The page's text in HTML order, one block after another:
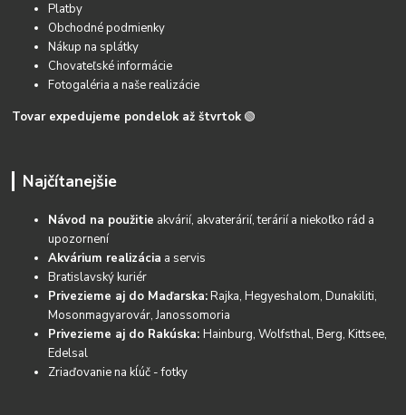
Platby
Obchodné podmienky
Nákup na splátky
Chovateľské informácie
Fotogaléria a naše realizácie
Tovar expedujeme pondelok až štvrtok 🟢
Najčítanejšie
Návod na použitie akvárií, akvaterárií, terárií a niekoľko rád a
upozornení
Akvárium realizácia a servis
Bratislavský kuriér
Privezieme aj do Maďarska:Rajka, Hegyeshalom, Dunakiliti,
Mosonmagyarovár, Janossomoria
Privezieme aj do Rakúska:Hainburg, Wolfsthal, Berg, Kittsee,
Edelsal
Zriaďovanie na kĺúč - fotky